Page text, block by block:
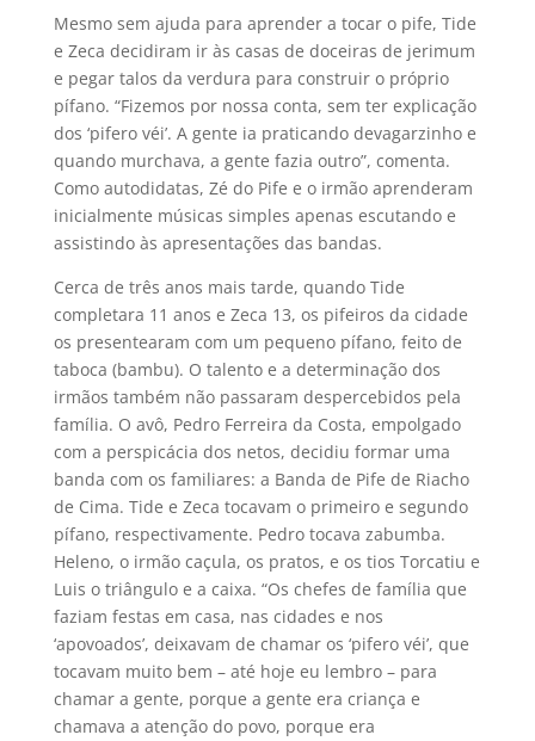
Mesmo sem ajuda para aprender a tocar o pife, Tide
e Zeca decidiram ir às casas de doceiras de jerimum
e pegar talos da verdura para construir o próprio
pífano. “Fizemos por nossa conta, sem ter explicação
dos ‘pifero véi’. A gente ia praticando devagarzinho e
quando murchava, a gente fazia outro”, comenta.
Como autodidatas, Zé do Pife e o irmão aprenderam
inicialmente músicas simples apenas escutando e
assistindo às apresentações das bandas.
Cerca de três anos mais tarde, quando Tide
completara 11 anos e Zeca 13, os pifeiros da cidade
os presentearam com um pequeno pífano, feito de
taboca (bambu). O talento e a determinação dos
irmãos também não passaram despercebidos pela
família. O avô, Pedro Ferreira da Costa, empolgado
com a perspicácia dos netos, decidiu formar uma
banda com os familiares: a Banda de Pife de Riacho
de Cima. Tide e Zeca tocavam o primeiro e segundo
pífano, respectivamente. Pedro tocava zabumba.
Heleno, o irmão caçula, os pratos, e os tios Torcatiu e
Luis o triângulo e a caixa. “Os chefes de família que
faziam festas em casa, nas cidades e nos
‘apovoados’, deixavam de chamar os ‘pifero véi’, que
tocavam muito bem – até hoje eu lembro – para
chamar a gente, porque a gente era criança e
chamava a atenção do povo, porque era